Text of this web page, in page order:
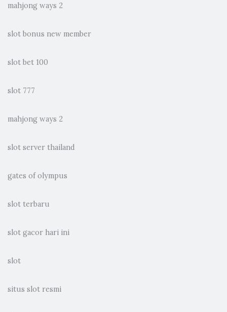
mahjong ways 2
slot bonus new member
slot bet 100
slot 777
mahjong ways 2
slot server thailand
gates of olympus
slot terbaru
slot gacor hari ini
slot
situs slot resmi